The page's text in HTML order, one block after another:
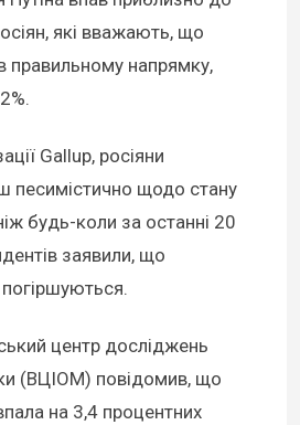
які вважають, що
правильному напрямку,
Gallup, росіяни
песимістично щодо стану
будь-коли за останні 20
заявили, що
центр досліджень
(ВЦІОМ) повідомив, що
на 3,4 процентних